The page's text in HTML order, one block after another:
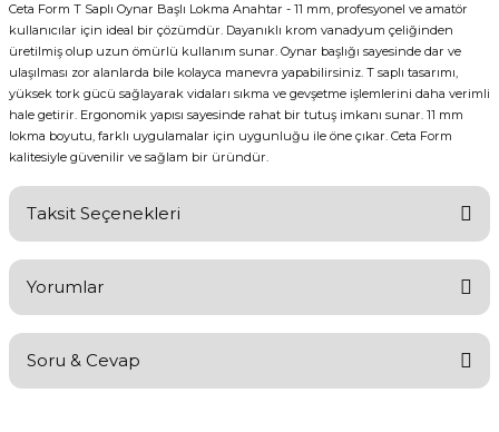
Ceta Form T Saplı Oynar Başlı Lokma Anahtar - 11 mm, profesyonel ve amatör
kullanıcılar için ideal bir çözümdür. Dayanıklı krom vanadyum çeliğinden
üretilmiş olup uzun ömürlü kullanım sunar. Oynar başlığı sayesinde dar ve
ulaşılması zor alanlarda bile kolayca manevra yapabilirsiniz. T saplı tasarımı,
yüksek tork gücü sağlayarak vidaları sıkma ve gevşetme işlemlerini daha verimli
hale getirir. Ergonomik yapısı sayesinde rahat bir tutuş imkanı sunar. 11 mm
lokma boyutu, farklı uygulamalar için uygunluğu ile öne çıkar. Ceta Form
kalitesiyle güvenilir ve sağlam bir üründür.
Taksit Seçenekleri
Yorumlar
Soru & Cevap